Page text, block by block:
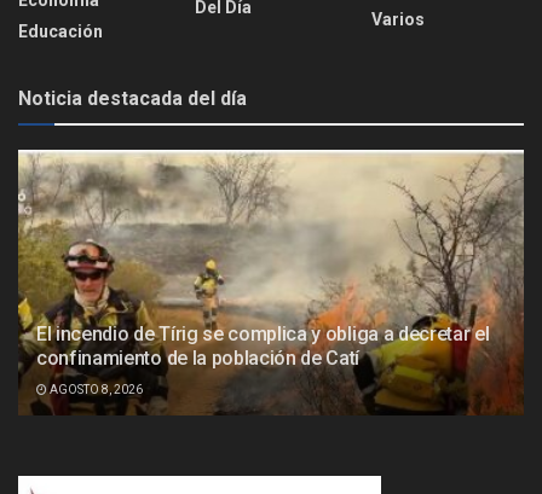
Educación
Del Día
Varios
Noticia destacada del día
El incendio de Tírig se complica y obliga a decretar el
confinamiento de la población de Catí
AGOSTO 8, 2026